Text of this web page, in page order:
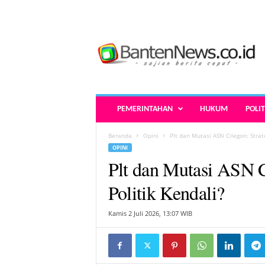
n
-
PEMERINTAHAN HUKUM
Beranda Opini Plt dan Mutasi ASN Cilegon:
OPINI
Plt dan Mutasi ASN
Politik Kendali?
Kamis 2 Juli 2026, 13:07 WIB